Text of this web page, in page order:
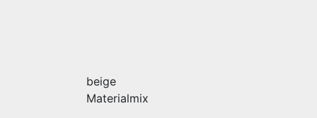
beige
Materialmix